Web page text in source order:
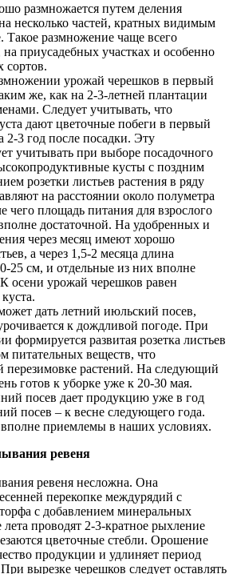
размножается путем деления
несколько частей, кратных видимым
Такое размножение чаще всего
на приусадебных участках и особенно
сортов.
урожай черешков в первый
же, как на 2-3-летней плантации
Следует учитывать, что
дают цветочные побеги в первый
2-3 год после посадки. Эту
учитывать при выборе посадочного
кусты с поздним
розетки листьев растения в ряду
на расстоянии около полуметра
чего площадь питания для взрослого
достаточной. На удобренных и
через месяц имеют хорошо
а через 1,5-2 месяца длина
25 см, и отдельные из них вполне
осени урожай черешков равен
дать летний июльский посев,
к дождливой погоде. При
формируется развитая розетка листьев
питательных веществ, что
перезимовке растений. На следующий
готов к уборке уже к 20-30 мая.
посев дает продукцию уже в год
посев – к весне следующего года.
приемлемы в наших условиях.
ревеня
ревеня несложна. Она
перекопке междурядий с
с добавлением минеральных
проводят 2-3-кратное рыхление
цветочные стебли. Орошение
продукции и удлиняет период
вырезке черешков следует оставлять